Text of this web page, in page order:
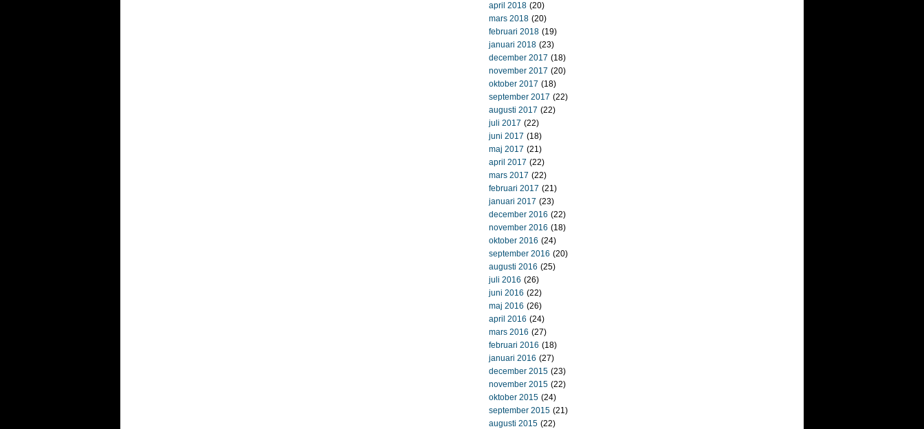
april 2018 (20)
mars 2018 (20)
februari 2018 (19)
januari 2018 (23)
december 2017 (18)
november 2017 (20)
oktober 2017 (18)
september 2017 (22)
augusti 2017 (22)
juli 2017 (22)
juni 2017 (18)
maj 2017 (21)
april 2017 (22)
mars 2017 (22)
februari 2017 (21)
januari 2017 (23)
december 2016 (22)
november 2016 (18)
oktober 2016 (24)
september 2016 (20)
augusti 2016 (25)
juli 2016 (26)
juni 2016 (22)
maj 2016 (26)
april 2016 (24)
mars 2016 (27)
februari 2016 (18)
januari 2016 (27)
december 2015 (23)
november 2015 (22)
oktober 2015 (24)
september 2015 (21)
augusti 2015 (22)